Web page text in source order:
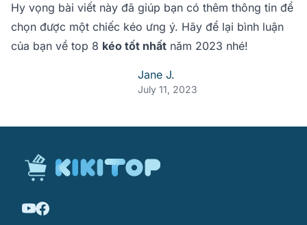
Hy vọng bài viết này đã giúp bạn có thêm thông tin để
chọn được một chiếc kéo ưng ý. Hãy để lại bình luận
của bạn về top 8 kéo tốt nhất năm 2023 nhé!
Jane J.
July 11, 2023